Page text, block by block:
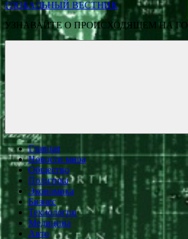
ГЛОБАЛЬНЫЙ ВЕСТНИК
УЗНАВАЙТЕ О ПРОИСХОДЯЩЕМ НА
Главная
Новости мира
Общество
Политика
Экономика
Бизнес
Технологии
Медицина
Авто